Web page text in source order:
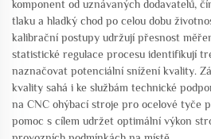
komponent od uznávaných dodavatelů,
tlaku a hladký chod po celou dobu
kalibrační postupy udržují přesnost
statistické regulace procesu identifikují
naznačovat potenciální snížení kvality.
kvality sahá i ke službám technické
na CNC ohýbací stroje pro ocelové tyče
pomoc s cílem udržet optimální výkon